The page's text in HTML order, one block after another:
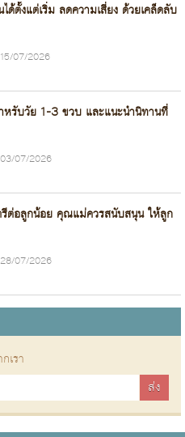
ด้ตั้งแต่เริ่ม ลดความเสี่ยง ด้วยเคล็ดลับ
15/07/2026
หรับวัย 1-3 ขวบ และแนะนำนิทานที่
03/07/2026
รีต่อลูกน้อย คุณแม่ควรสนับสนุน ให้ลูก
28/07/2026
เรา